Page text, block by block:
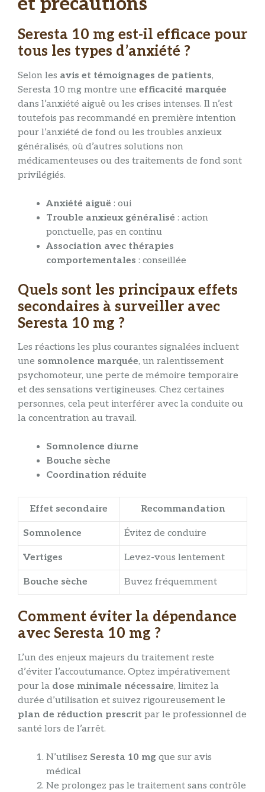
Seresta 10 mg est-il efficace pour
tous les types d’anxiété ?
Selon les avis et témoignages de patients,
Seresta 10 mg montre une efficacité marquée
dans l’anxiété aiguë ou les crises intenses. Il n’est
toutefois pas recommandé en première intention
pour l’anxiété de fond ou les troubles anxieux
généralisés, où d’autres solutions non
médicamenteuses ou des traitements de fond sont
privilégiés.
Anxiété aiguë : oui
Trouble anxieux généralisé : action
ponctuelle, pas en continu
Association avec thérapies
comportementales : conseillée
Quels sont les principaux effets
secondaires à surveiller avec
Seresta 10 mg ?
Les réactions les plus courantes signalées incluent
une somnolence marquée, un ralentissement
psychomoteur, une perte de mémoire temporaire
et des sensations vertigineuses. Chez certaines
personnes, cela peut interférer avec la conduite ou
la concentration au travail.
Somnolence diurne
Bouche sèche
Coordination réduite
Effet secondaire Recommandation
Somnolence Évitez de conduire
Vertiges Levez-vous lentement
Bouche sèche Buvez fréquemment
Comment éviter la dépendance
avec Seresta 10 mg ?
L’un des enjeux majeurs du traitement reste
d’éviter l’accoutumance. Optez impérativement
pour la dose minimale nécessaire, limitez la
durée d’utilisation et suivez rigoureusement le
plan de réduction prescrit par le professionnel de
santé lors de l’arrêt.
N’utilisez Seresta 10 mg que sur avis
médical
Ne prolongez pas le traitement sans contrôle